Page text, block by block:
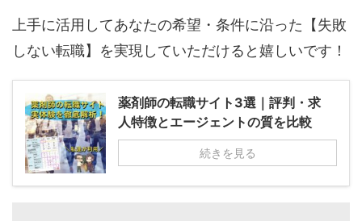
上手に活用してあなたの希望・条件に沿った【失敗
しない転職】を実現していただけると嬉しいです！
薬剤師の転職サイト3選｜評判・求
人特徴とエージェントの質を比較
続きを見る